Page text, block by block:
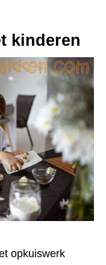
kinderen
opkuiswerk